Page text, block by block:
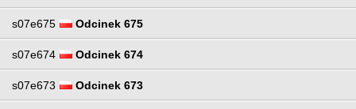
s07e675 Odcinek 675
s07e674 Odcinek 674
s07e673 Odcinek 673